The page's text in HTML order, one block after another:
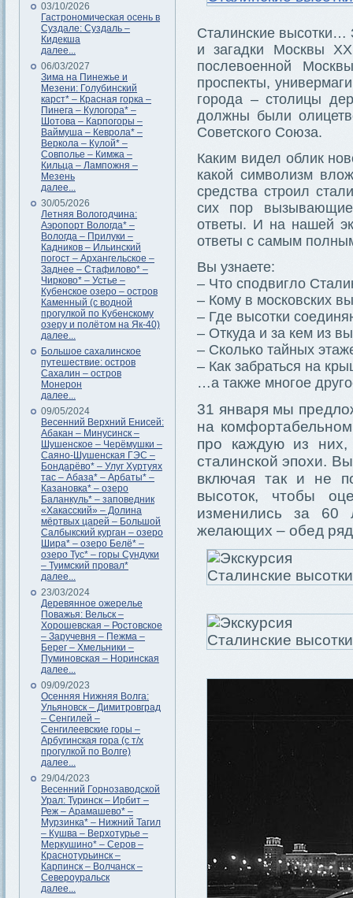
03/10/2026
Гастрономическая осень в
Суздале: Суздаль –
Кидекша
далее...
06/03/2027
Зима на Пинежье и
Мезени: Голубинский
карст* – Красная горка –
Пинега – Кулогора* –
Шотова – Карпогоры –
Ваймуша – Кеврола* –
Веркола – Кулой* –
Совполье – Кимжа –
Кильца – Лампожня –
Мезень
далее...
30/05/2026
Летняя Вологодчина:
Аэропорт Вологда* –
Вологда – Прилуки –
Кадников – Ильинский
погост – Архангельское –
Заднее – Стафилово* –
Чирково* – Устье –
Кубенское озеро – остров
Каменный (с водной
прогулкой по Кубенскому
озеру и полётом на Як-40)
далее...
Большое сахалинское
путешествие: остров
Сахалин – остров
Монерон
далее...
09/05/2024
Весенний Верхний Енисей:
Абакан – Минусинск –
Шушенское – Черёмушки –
Саяно-Шушенская ГЭС –
Бондарёво* – Улуг Хуртуях
тас – Абаза* – Арбаты* –
Казановка* – озеро
Баланкуль* – заповедник
«Хакасский» – Долина
мёртвых царей – Большой
Салбыкский курган – озеро
Шира* – озеро Белё* –
озеро Тус* – горы Сундуки
– Туимский провал*
далее...
23/03/2024
Деревянное ожерелье
Поважья: Вельск –
Хорошевская – Ростовское
– Заручевня – Пежма –
Берег – Хмельники –
Пуминовская – Норинская
далее...
09/09/2023
Осенняя Нижняя Волга:
Ульяновск – Димитровград
– Сенгилей –
Сенгилеевские горы –
Арбугинская гора (с т/х
прогулкой по Волге)
далее...
29/04/2023
Весенний Горнозаводской
Урал: Туринск – Ирбит –
Реж – Арамашево* –
Мурзинка* – Нижний Тагил
– Кушва – Верхотурье –
Меркушино* – Серов –
Краснотурьинск –
Карпинск – Волчанск –
Североуральск
далее...
Сталинские высотки…
и загадки Москвы
послевоенной
проспекты,
города – столицы
должны были
Советского Союза.
Каким видел облик
какой символизм
средства строил
сих пор
ответы. И на нашей
ответы с самым
Вы узнаете:
– Что сподвигло
– Кому в московских
– Где высотки
– Откуда и за кем из
– Сколько тайных
– Как забраться на
…а также многое
31 января мы
на
про каждую из них,
сталинской эпохи.
включая так и не
высоток, чтобы
изменились за 60
желающих – обед